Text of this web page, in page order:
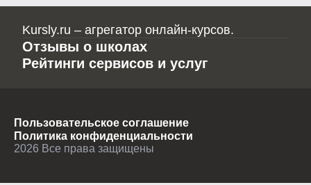
Kursly.ru – агрегатор онлайн-курсов.
Отзывы о школах
Рейтинги сервисов и услуг
Пользовательское соглашение
Политика конфиденциальности
2026 Все права защищены